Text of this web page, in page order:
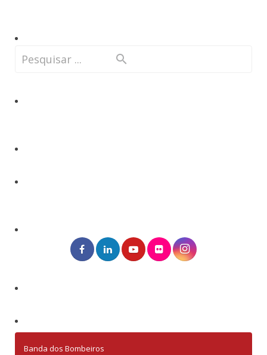
Banda dos Bombeiros